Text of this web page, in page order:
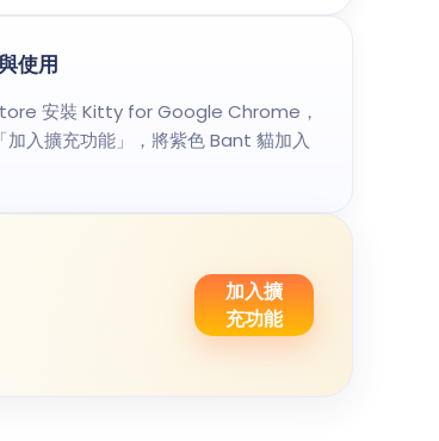
使用
安裝 Kitty for Google Chrome，
加入擴充功能」，將紫色 Bant 貓加入
加入擴
充功能